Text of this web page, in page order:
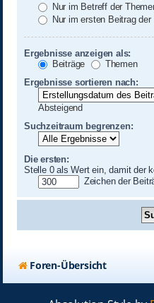
Nur im Betreff der
Nur im ersten Beitrag der
Ergebnisse anzeigen als:
Beiträge
Themen
Ergebnisse sortieren nach:
Absteigend
Suchzeitraum begrenzen:
Die ersten:
Stelle 0 als Wert ein, damit der
Zeichen der
Foren-Übersicht